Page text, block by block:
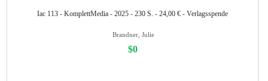
Iac 113 - KomplettMedia - 2025 - 230 S. - 24,00 € - Verlagsspende
Brandner, Julie
$0